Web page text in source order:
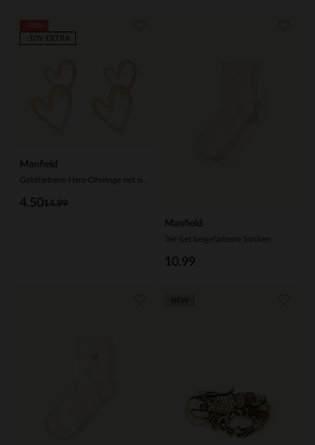
Manfield
14.99
4.50
-10% EXTRA
Manfield
3er-Set beigefarbene Socken
10.99